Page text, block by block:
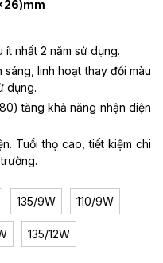
nhất 2 năm sử dụng.
sáng, linh hoạt thay đổi màu
dụng.
tăng khả năng nhận diện
Tuổi thọ cao, tiết kiệm chi
135/9W 110/9W
135/12W